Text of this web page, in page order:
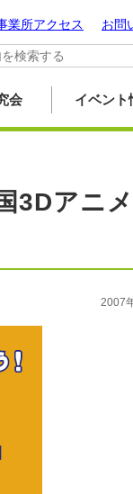
お問
業所アクセス
会 イベント
3Dアニ
2007